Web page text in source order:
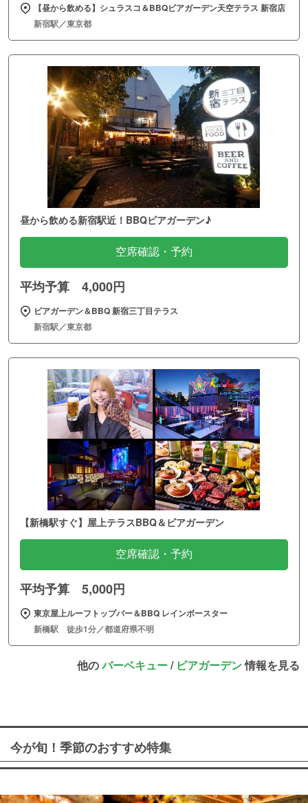
【昼から飲める】シュラスコ＆BBQビアガーデン天空テラス 新宿店
新宿駅／東京都
昼から飲める新宿駅近！BBQビアガーデン♪
空席確認・予約
平均予算 4,000円
ビアガーデン＆BBQ 新宿三丁目テラス
新宿駅／東京都
【新橋駅すぐ】屋上テラスBBQ＆ビアガーデン
空席確認・予約
平均予算 5,000円
東京屋上ルーフトップバー＆BBQ レインボースター
新橋駅 徒歩1分／都道府県不明
他のバーベキュー/ ビアガーデン情報を見る
今が旬！季節のおすすめ特集